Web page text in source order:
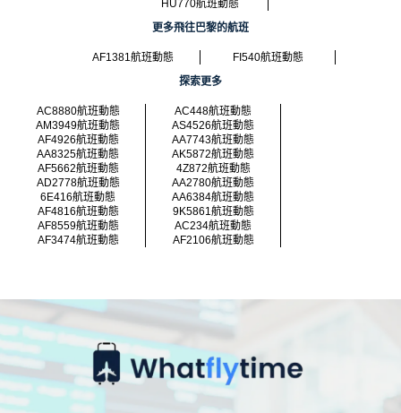
HU770航班動態
更多飛往巴黎的航班
AF1381航班動態
FI540航班動態
探索更多
AC8880航班動態
AC448航班動態
AM3949航班動態
AS4526航班動態
AF4926航班動態
AA7743航班動態
AA8325航班動態
AK5872航班動態
AF5662航班動態
4Z872航班動態
AD2778航班動態
AA2780航班動態
6E416航班動態
AA6384航班動態
AF4816航班動態
9K5861航班動態
AF8559航班動態
AC234航班動態
AF3474航班動態
AF2106航班動態